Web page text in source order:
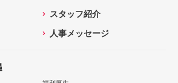
スタッフ紹介
人事メッセージ